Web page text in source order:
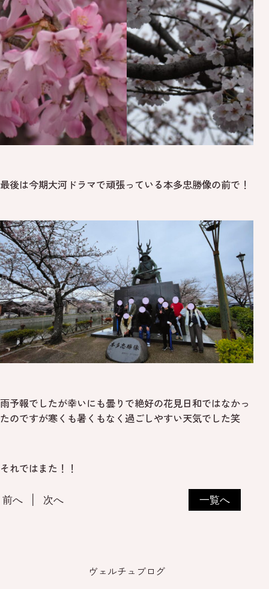
最後は今期大河ドラマで頑張っている本多忠勝像の前で！
雨予報でしたが幸いにも曇りで絶好の花見日和ではなかっ
たのですが寒くも暑くもなく過ごしやすい天気でした笑
それではまた！！
一覧へ
前へ 次へ
ヴェルチュブログ